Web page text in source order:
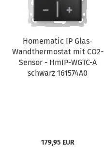
Homematic IP Glas-
Wandthermostat mit CO2-
Sensor - HmIP-WGTC-A
schwarz 161574A0
179,95 EUR